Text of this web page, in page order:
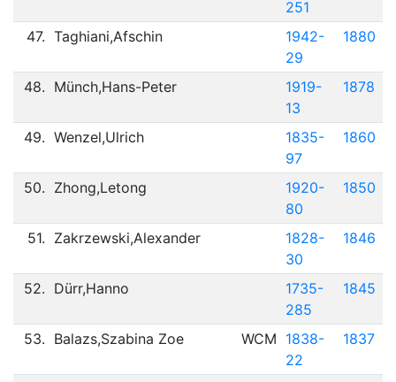
251
47. Taghiani,Afschin
1942-
29
1880
48. Münch,Hans-Peter
1919-
13
1878
49. Wenzel,Ulrich
1835-
97
1860
50. Zhong,Letong
1920-
80
1850
51. Zakrzewski,Alexander
1828-
30
1846
52. Dürr,Hanno
1735-
285
1845
53. Balazs,Szabina Zoe WCM 1838-
22
1837